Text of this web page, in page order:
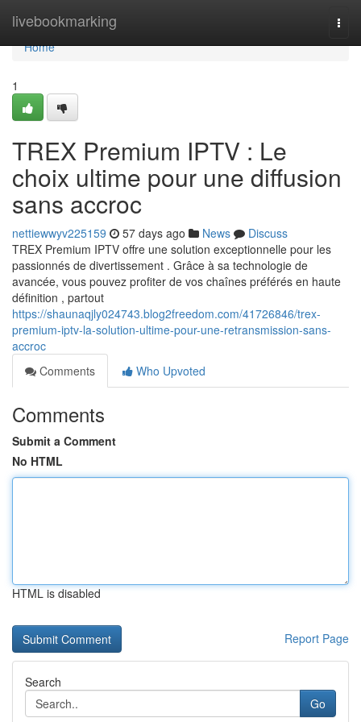
livebookmarking
Home
Home
1
TREX Premium IPTV : Le
choix ultime pour une diffusion
sans accroc
nettiewwyv225159 57 days ago News
Discuss
TREX Premium IPTV offre une solution exceptionnelle pour les
passionnés de divertissement . Grâce à sa technologie de
avancée, vous pouvez profiter de vos chaînes préférés en haute
définition , partout
https://shaunaqjly024743.blog2freedom.com/41726846/trex-
premium-iptv-la-solution-ultime-pour-une-retransmission-sans-
accroc
Comments
Who Upvoted
Comments
Submit a Comment
No HTML
HTML is disabled
Report Page
Search
Go